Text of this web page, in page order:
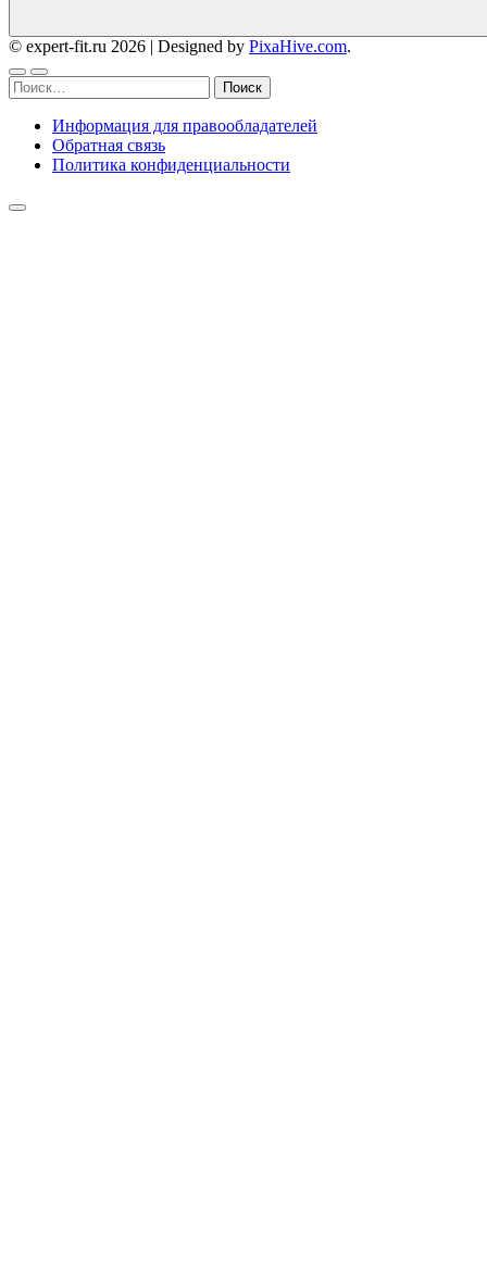
© expert-fit.ru 2026 | Designed by PixaHive.com.
Найти:
Информация для правообладателей
Обратная связь
Политика конфиденциальности